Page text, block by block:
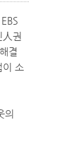
人권
결
이 소
의